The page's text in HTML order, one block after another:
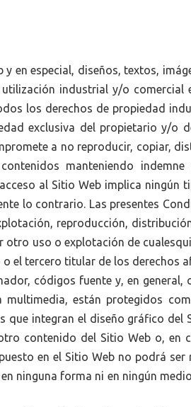
en especial, diseños, textos,
industrial y/o comercial
los derechos de propiedad
exclusiva del propietario y/o
a no reproducir, copiar,
manteniendo
al Sitio Web implica ningún
lo contrario. Las presentes
reproducción,
uso o explotación de
el tercero titular de los derechos
códigos fuente y, en general,
están protegidos
integran el diseño gráfico del
contenido del Sitio Web o, en
en el Sitio Web no podrá
ninguna forma ni en ningún